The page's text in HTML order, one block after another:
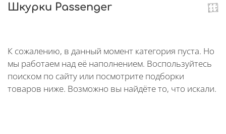
Шкурки Passenger
К сожалению, в данный момент категория пуста. Но
мы работаем над её наполнением. Воспользуйтесь
поиском по сайту или посмотрите подборки
товаров ниже. Возможно вы найдёте то, что искали.